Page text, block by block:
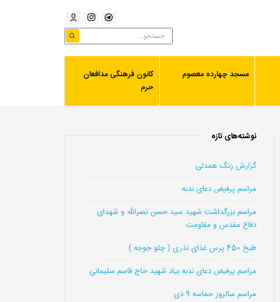
مسجد چهارده معصوم
کانون فرهنگی مدافعان
حرم
نوشته‌های تازه
گزارش زنگ همدلی
مراسم پرفیض دعای ندبه
مراسم بزرگداشت شهید سید حسن نصرالله و شهدای
دفاع مقدس و مقاومت
طبخ 450 پرس غذای نذری ( چلو جوجه )
مراسم پرفیض دعای ندبه بیاد شهید حاج قاسم سلیمانی
مراسم سالروز حماسه 9 دی